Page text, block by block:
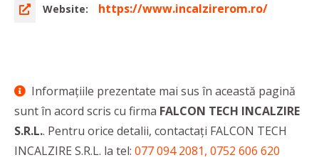
Website: https://www.incalzirerom.ro/
Informaţiile prezentate mai sus în această pagină
sunt în acord scris cu firma FALCON TECH INCALZIRE
S.R.L.. Pentru orice detalii, contactaţi FALCON TECH
INCALZIRE S.R.L. la tel: 077 094 2081, 0752 606 620